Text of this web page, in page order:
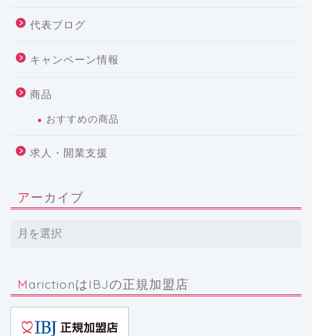
代表ブログ
キャンペーン情報
商品
おすすめの商品
求人・開業支援
アーカイブ
MarictionはIBJの正規加盟店